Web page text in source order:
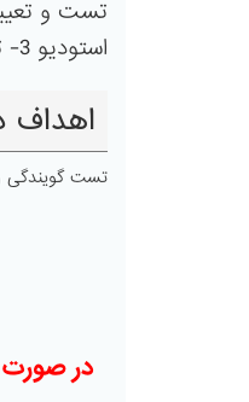
استودیو 3- تست اجرا مقابل دوربین 4- تست بداهه 5- تست استیج
اهداف
تست گویندگی
در صورت